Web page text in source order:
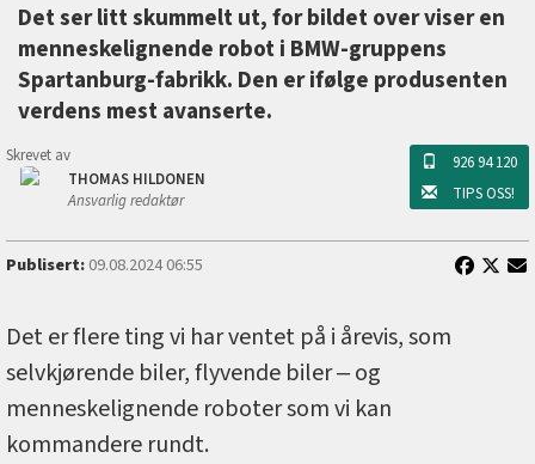
Det ser litt skummelt ut, for bildet over viser en
menneskelignende robot i BMW-gruppens
Spartanburg-fabrikk. Den er ifølge produsenten
verdens mest avanserte.
Skrevet av
THOMAS HILDONEN
Ansvarlig redaktør
926 94 120
TIPS OSS!
Publisert:09.08.2024 06:55
Det er flere ting vi har ventet på i årevis, som
selvkjørende biler, flyvende biler ‒ og
menneskelignende roboter som vi kan
kommandere rundt.